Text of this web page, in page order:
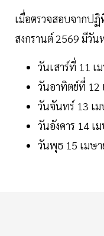
เมื่อตรวจสอบจากป
สงกรานต์ 2569 มีวัน
วันเสาร์ที่ 11
วันอาทิตย์ที่ 12
วันจันทร์ 13 เ
วันอังคาร 14 เ
วันพุธ 15 เมษ